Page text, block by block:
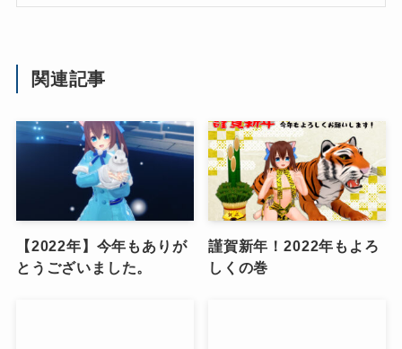
関連記事
【2022年】今年もありが
とうございました。
謹賀新年！2022年もよろ
しくの巻